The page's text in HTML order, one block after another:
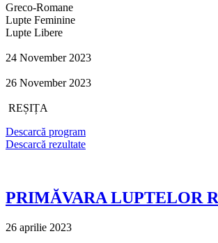
Greco-Romane
Lupte Feminine
Lupte Libere
24 November 2023
26 November 2023
REȘIȚA
Descarcă program
Descarcă rezultate
PRIMĂVARA LUPTELOR
26 aprilie 2023